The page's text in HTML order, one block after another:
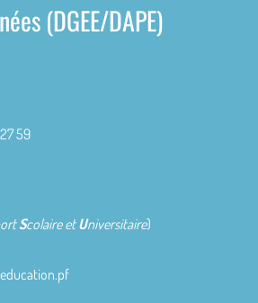
(DGEE/DAPE)
59
Scolaire etUniversitaire)